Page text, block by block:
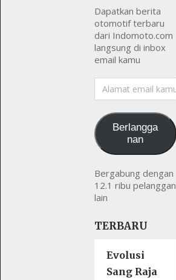
Dapatkan berita
otomotif terbaru
dari Indomoto.com
langsung di inbox
email kamu
Alamat
email
Berlangga
nan
Bergabung dengan
12.1 ribu pelanggan
lain
TERBARU
Evolusi
Sang Raja